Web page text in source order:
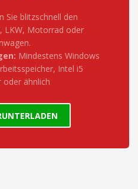
Sie blitzschnell den
LKW, Motorrad oder
Mindestens Windows
Intel i5
oder ähnlich